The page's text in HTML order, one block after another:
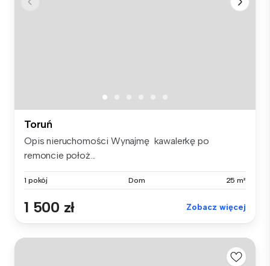
Toruń
Opis nieruchomości Wynajmę kawalerkę po
remoncie położ...
1 pokój Dom 25 m²
1 500 zł Zobacz więcej